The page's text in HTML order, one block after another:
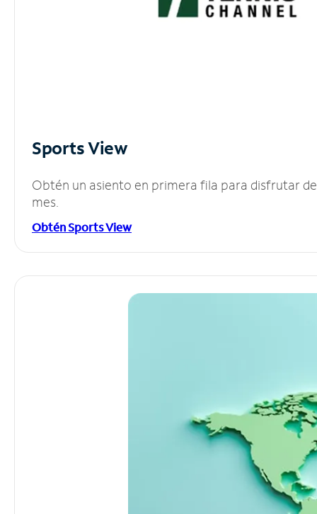
Sports View
Obtén un asiento en primera fila para disfrutar
mes.
Obtén Sports View